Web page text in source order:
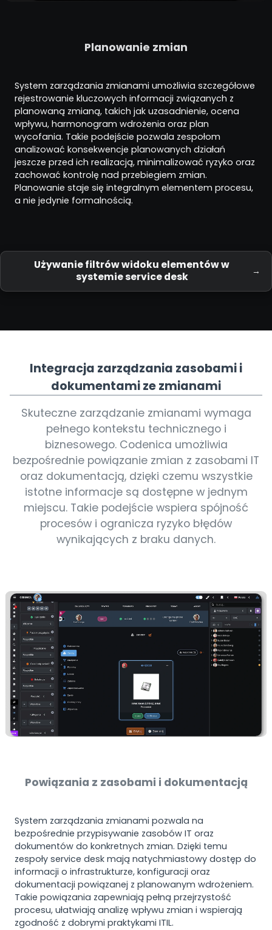
Planowanie zmian
System zarządzania zmianami umożliwia szczegółowe
rejestrowanie kluczowych informacji związanych z
planowaną zmianą, takich jak uzasadnienie, ocena
wpływu, harmonogram wdrożenia oraz plan
wycofania. Takie podejście pozwala zespołom
analizować konsekwencje planowanych działań
jeszcze przed ich realizacją, minimalizować ryzyko oraz
zachować kontrolę nad przebiegiem zmian.
Planowanie staje się integralnym elementem procesu,
a nie jedynie formalnością.
Używanie filtrów widoku elementów w
systemie service desk
Integracja zarządzania zasobami i
dokumentami ze zmianami
Skuteczne zarządzanie zmianami wymaga
pełnego kontekstu technicznego i
biznesowego. Codenica umożliwia
bezpośrednie powiązanie zmian z zasobami IT
oraz dokumentacją, dzięki czemu wszystkie
istotne informacje są dostępne w jednym
miejscu. Takie podejście wspiera spójność
procesów i ogranicza ryzyko błędów
wynikających z braku danych.
Powiązania z zasobami i dokumentacją
System zarządzania zmianami pozwala na
bezpośrednie przypisywanie zasobów IT oraz
dokumentów do konkretnych zmian. Dzięki temu
zespoły service desk mają natychmiastowy dostęp do
informacji o infrastrukturze, konfiguracji oraz
dokumentacji powiązanej z planowanym wdrożeniem.
Takie powiązania zapewniają pełną przejrzystość
procesu, ułatwiają analizę wpływu zmian i wspierają
zgodność z dobrymi praktykami ITIL.